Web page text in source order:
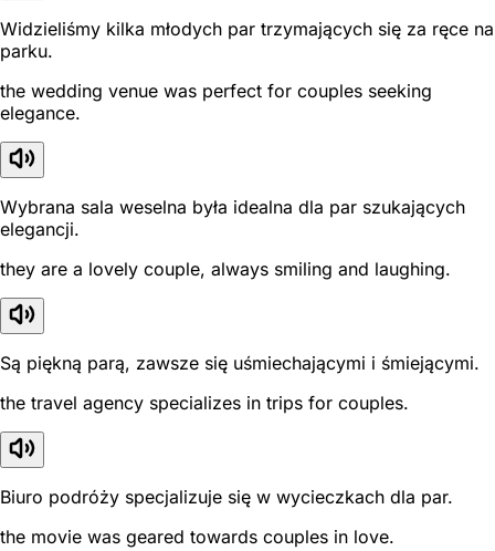
Widzieliśmy kilka młodych par trzymających się za ręce na
parku.
the wedding venue was perfect for couples seeking
elegance.
Wybrana sala weselna była idealna dla par szukających
elegancji.
they are a lovely couple, always smiling and laughing.
Są piękną parą, zawsze się uśmiechającymi i śmiejącymi.
the travel agency specializes in trips for couples.
Biuro podróży specjalizuje się w wycieczkach dla par.
the movie was geared towards couples in love.